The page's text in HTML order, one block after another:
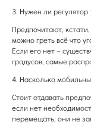
3. Нужен ли
Предпочитают,
можно греть всё что
Если его нет –
градусов, самые
4. Насколько
Стоит отдавать
если нет
перемещать, они не